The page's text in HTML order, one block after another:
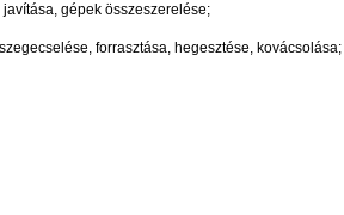
gépek összeszerelése;
forrasztása, hegesztése, kovácsolása;